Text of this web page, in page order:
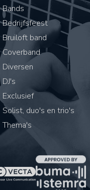
Bands
Bedrijfsfeest
Bruiloft band
Coverband
Diversen
DJ's
Exclusief
Solist, duo's en trio's
Thema's